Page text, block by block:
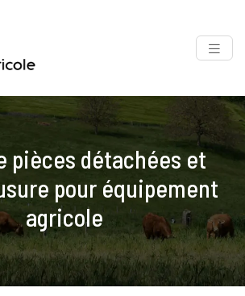
pièces détachées et
pour équipement
agricole